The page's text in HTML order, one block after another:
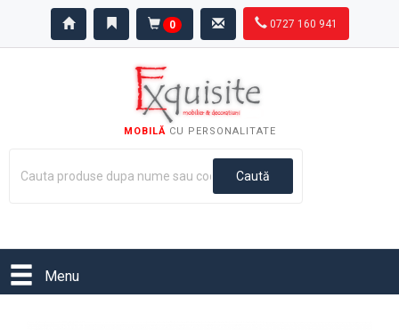
0 0727 160 941
MOBILĂCU PERSONALITATE
Menu